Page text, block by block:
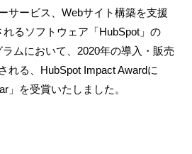
サービス、Webサイト構築を支援
るソフトウェア「HubSpot」の
ムにおいて、2020年の導入・販売
れる、HubSpot Impact Awardに
」を受賞いたしました。